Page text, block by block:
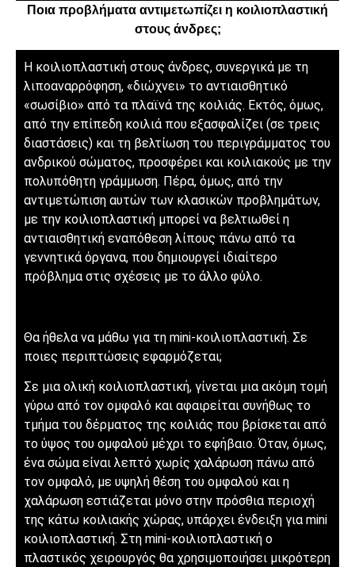
Ποια προβλήματα αντιμετωπίζει η κοιλιοπλαστική
στους άνδρες;
Η κοιλιοπλαστική στους άνδρες, συνεργικά με τη
λιποαναρρόφηση, «διώχνει» το αντιαισθητικό
«σωσίβιο» από τα πλαϊνά της κοιλιάς. Εκτός, όμως,
από την επίπεδη κοιλιά που εξασφαλίζει (σε τρεις
διαστάσεις) και τη βελτίωση του περιγράμματος του
ανδρικού σώματος, προσφέρει και κοιλιακούς με την
πολυπόθητη γράμμωση. Πέρα, όμως, από την
αντιμετώπιση αυτών των κλασικών προβλημάτων,
με την κοιλιοπλαστική μπορεί να βελτιωθεί η
αντιαισθητική εναπόθεση λίπους πάνω από τα
γεννητικά όργανα, που δημιουργεί ιδιαίτερο
πρόβλημα στις σχέσεις με το άλλο φύλο.
Θα ήθελα να μάθω για τη mini-κοιλιοπλαστική. Σε
ποιες περιπτώσεις εφαρμόζεται;
Σε μια ολική κοιλιοπλαστική, γίνεται μια ακόμη τομή
γύρω από τον ομφαλό και αφαιρείται συνήθως το
τμήμα του δέρματος της κοιλιάς που βρίσκεται από
το ύψος του ομφαλού μέχρι το εφήβαιο. Όταν, όμως,
ένα σώμα είναι λεπτό χωρίς χαλάρωση πάνω από
τον ομφαλό, με υψηλή θέση του ομφαλού και η
χαλάρωση εστιάζεται μόνο στην πρόσθια περιοχή
της κάτω κοιλιακής χώρας, υπάρχει ένδειξη για mini
κοιλιοπλαστική. Στη mini-κοιλιοπλαστική ο
πλαστικός χειρουργός θα χρησιμοποιήσει μικρότερη